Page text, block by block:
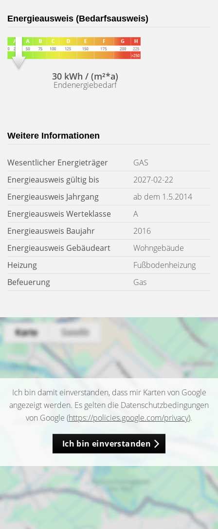
Energieausweis (Bedarfsausweis)
30 kWh / (m²*a)
Endenergiebedarf
Weitere Informationen
Wesentlicher Energieträger
GAS
Energieausweis gültig bis
2027-02-22
Energieausweis Jahrgang
ab dem 1.5.2014
Energieausweis Werteklasse
A
Energieausweis Baujahr
2016
Energieausweis Gebäudeart
Wohngebäude
Heizung
Fußbodenheizung
Befeuerung
Gas
Ich bin damit einverstanden, dass mir Karten von Google
angezeigt werden. Es gelten die Datenschutzbedingungen
von Google (https://policies.google.com/privacy).
Ich bin einverstanden